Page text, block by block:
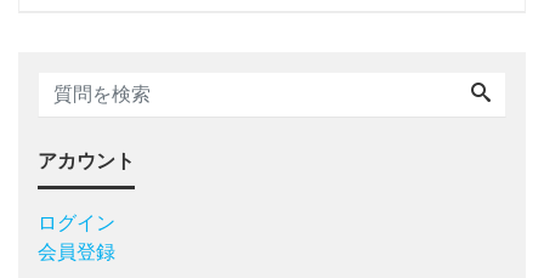
アカウント
ログイン
会員登録